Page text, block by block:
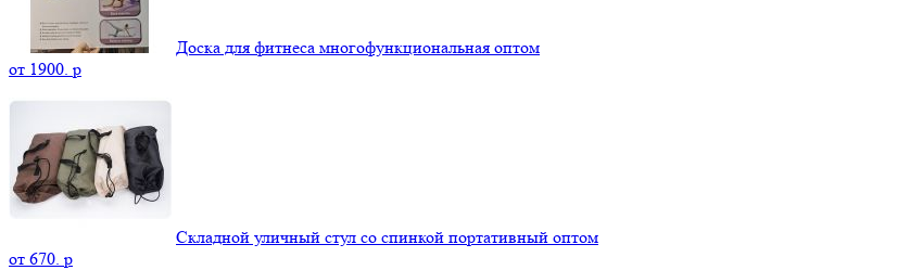
Доска для фитнеса многофункциональная оптом
от 1900. p
Складной уличный стул со спинкой портативный оптом
от 670. p